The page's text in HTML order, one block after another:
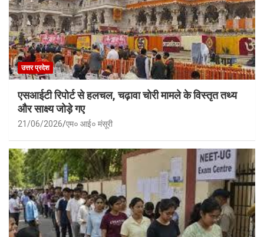
उत्तर प्रदेश
एसआईटी रिपोर्ट से हलचल, चढ़ावा चोरी मामले के विस्तृत तथ्य
और साक्ष्य जोड़े गए
21/06/2026 एम० आई० मंसूरी